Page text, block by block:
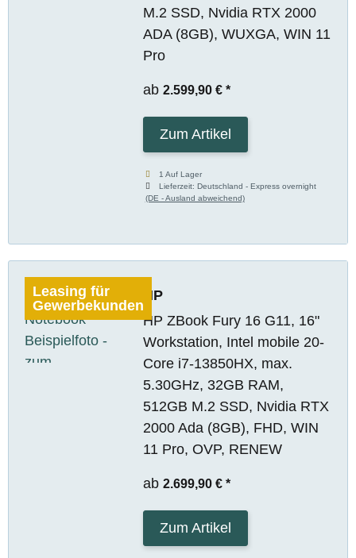
M.2 SSD, Nvidia RTX 2000
ADA (8GB), WUXGA, WIN 11
Pro
ab 2.599,90 € *
Zum Artikel
1 Auf Lager
Lieferzeit:Deutschland - Express overnight
(DE - Ausland abweichend)
Leasing für
Gewerbekunden
HP
HP ZBook Fury 16 G11, 16"
Workstation, Intel mobile 20-
Core i7-13850HX, max.
5.30GHz, 32GB RAM,
512GB M.2 SSD, Nvidia RTX
2000 Ada (8GB), FHD, WIN
11 Pro, OVP, RENEW
ab 2.699,90 € *
Zum Artikel